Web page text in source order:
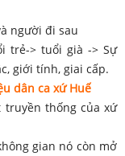
người đi sau
trẻ-> tuổi già -> Sự
giới tính, giai cấp.
dân ca xứ Huế
thống của xứ
gian nó còn mở